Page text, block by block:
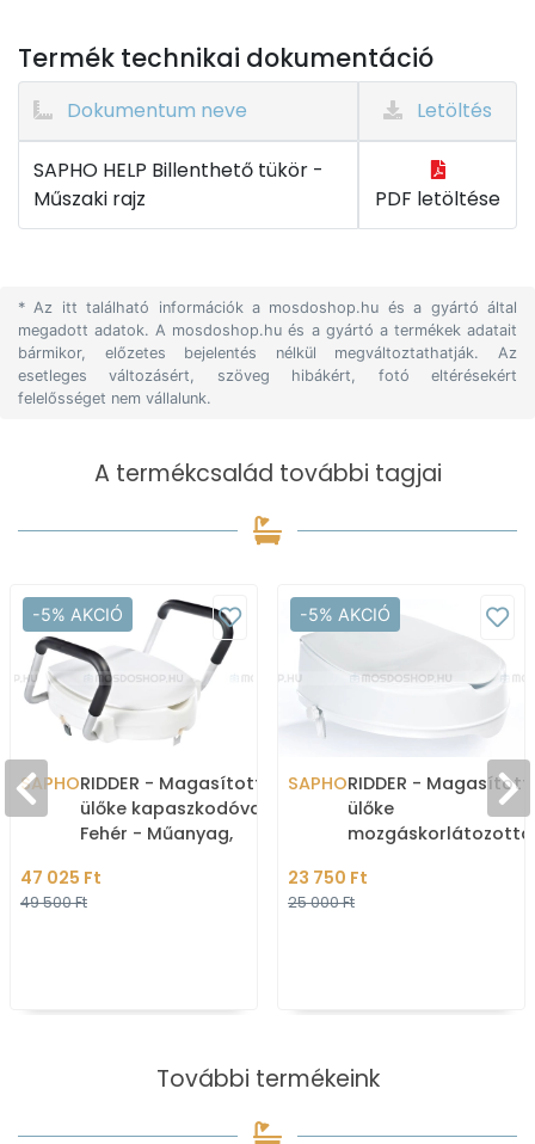
Termék technikai dokumentáció
Dokumentum neve Letöltés
SAPHO HELP Billenthető tükör -
Műszaki rajz
PDF letöltése
* Az itt található információk a mosdoshop.hu és a gyártó által
megadott adatok. A mosdoshop.hu és a gyártó a termékek adatait
bármikor, előzetes bejelentés nélkül megváltoztathatják. Az
esetleges változásért, szöveg hibákért, fotó eltérésekért
felelősséget nem vállalunk.
A termékcsalád további tagjai
-5% AKCIÓ
SAPHORIDDER - Magasított WC
ülőke kapaszkodóval -
Fehér - Műanyag,
47 025 Ft
49 500 Ft
-5% AKCIÓ
SAPHORIDDER - Magasított
ülőke
Fehér
23 750 Ft
25 000 Ft
További termékeink